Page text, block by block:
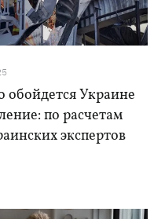
обойдется Украине
по расчетам
экспертов